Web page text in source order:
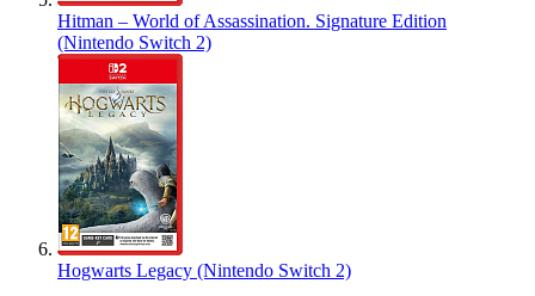
Hitman – World of Assassination. Signature Edition
(Nintendo Switch 2)
Hogwarts Legacy (Nintendo Switch 2)